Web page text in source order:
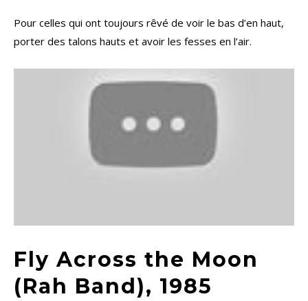
Pour celles qui ont toujours rêvé de voir le bas d’en haut,
porter des talons hauts et avoir les fesses en l’air.
Fly Across the Moon
(Rah Band), 1985